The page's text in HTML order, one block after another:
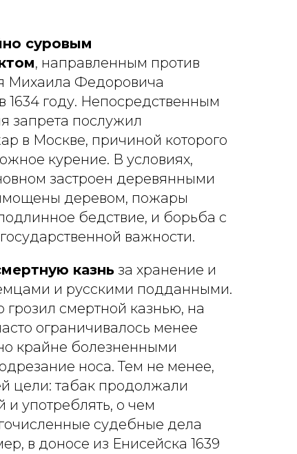
суровым
, направленным против
Михаила Федоровича
1634 году. Непосредственным
запрета послужил
в Москве, причиной которого
курение. В условиях,
застроен деревянными
деревом, пожары
бедствие, и борьба с
важности.
казнь за хранение и
и русскими подданными.
грозил смертной казнью, на
ограничивалось менее
крайне болезненными
носа. Тем не менее,
цели: табак продолжали
и употреблять, о чем
судебные дела
в доносе из Енисейска 1639